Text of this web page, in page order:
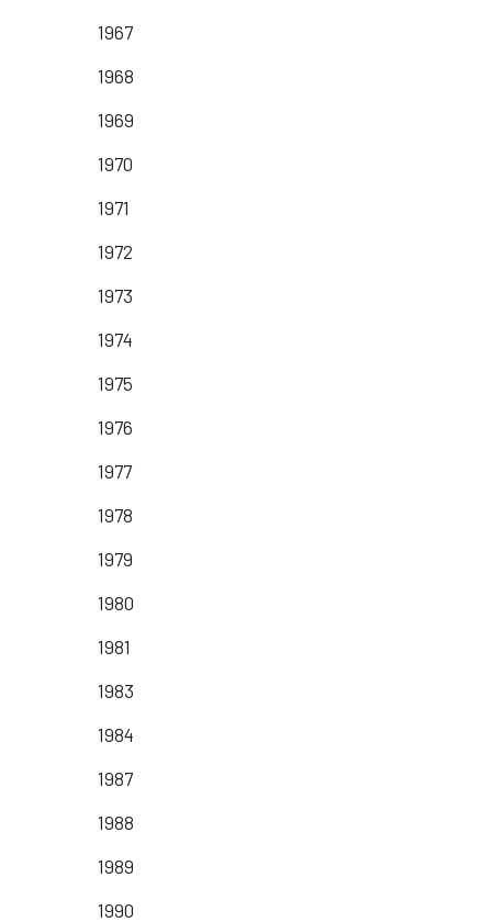
1967
1968
1969
1970
1971
1972
1973
1974
1975
1976
1977
1978
1979
1980
1981
1983
1984
1987
1988
1989
1990